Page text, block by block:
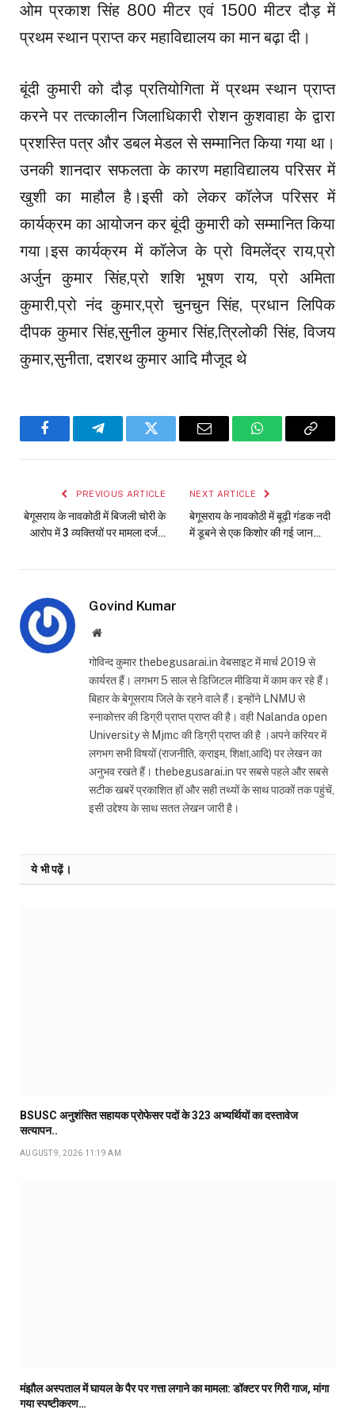
ओम प्रकाश सिंह 800 मीटर एवं 1500 मीटर दौड़ में
प्रथम स्थान प्राप्त कर महाविद्यालय का मान बढ़ा दी।
बूंदी कुमारी को दौड़ प्रतियोगिता में प्रथम स्थान प्राप्त
करने पर तत्कालीन जिलाधिकारी रोशन कुशवाहा के द्वारा
प्रशस्ति पत्र और डबल मेडल से सम्मानित किया गया था।
उनकी शानदार सफलता के कारण महाविद्यालय परिसर में
खुशी का माहौल है।इसी को लेकर कॉलेज परिसर में
कार्यक्रम का आयोजन कर बूंदी कुमारी को सम्मानित किया
गया।इस कार्यक्रम में कॉलेज के प्रो विमलेंद्र राय,प्रो
अर्जुन कुमार सिंह,प्रो शशि भूषण राय, प्रो अमिता
कुमारी,प्रो नंद कुमार,प्रो चुनचुन सिंह, प्रधान लिपिक
दीपक कुमार सिंह,सुनील कुमार सिंह,त्रिलोकी सिंह, विजय
कुमार,सुनीता, दशरथ कुमार आदि मौजूद थे
FacebookTelegramTwitter Email WhatsAppCopy
PREVIOUS ARTICLE
बेगूसराय के नावकोठी में बिजली चोरी के
आरोप में 3 व्यक्तियों पर मामला दर्ज…
NEXT ARTICLE
बेगूसराय के नावकोठी में बूढ़ी गंडक नदी
में डूबने से एक किशोर की गई जान…
Govind Kumar
Website
गोविन्द कुमार thebegusarai.in वेबसाइट में मार्च 2019 से
कार्यरत हैं। लगभग 5 साल से डिजिटल मीडिया में काम कर रहे हैं।
बिहार के बेगूसराय जिले के रहने वाले हैं। इन्होंने LNMU से
स्नाकोत्तर की डिग्री प्राप्त प्राप्त की है। वही Nalanda open
University से Mjmc की डिग्री प्राप्त की है ।अपने करियर में
लगभग सभी विषयों (राजनीति, क्राइम, शिक्षा,आदि) पर लेखन का
अनुभव रखते हैं। thebegusarai.in पर सबसे पहले और सबसे
सटीक खबरें प्रकाशित हों और सही तथ्यों के साथ पाठकों तक पहुंचें,
इसी उद्देश्य के साथ सतत लेखन जारी है।
ये भी पढ़ें।
BSUSC अनुशंसित सहायक प्रोफेसर पदों के 323 अभ्यर्थियों का दस्तावेज
सत्यापन..
AUGUST 9, 2026 11:19 AM
मंझौल अस्पताल में घायल के पैर पर गत्ता लगाने का मामला: डॉक्टर पर गिरी गाज, मांगा
गया स्पष्टीकरण…